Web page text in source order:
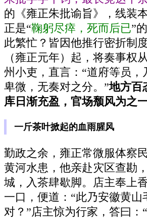
的《雍正朱批谕旨》，线装
正是“鞠躬尽瘁，死而后已”
此繁忙？皆因他推行密折制
（雍正元年）起，将奏事权
州小吏，直言：“道府等员，
卑微，无奏对之分。”地方百
库日渐充盈，官场颓风为之
一斤茶叶掀起的血雨腥风
勤政之余，雍正常微服体察
黄河水患，他亲赴灾区查勘
城，入茶肆歇脚。店主奉上
一口，便道：“此乃安徽黄山
对？”店主惊为行家，答曰：